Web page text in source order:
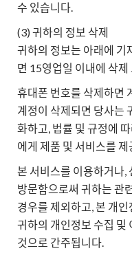
수 있습니다.
(3) 귀하의 정보 삭제
귀하의 정보는 아래에 기
면 15영업일 이내에 삭
휴대폰 번호를 삭제하면
계정이 삭제되면 당사는
화하고, 법률 및 규정에
에게 제품 및 서비스를
본 서비스를 이용하거나,
방문함으로써 귀하는 관
경우를 제외하고, 본 개
귀하의 개인정보 수집 및
것으로 간주됩니다.